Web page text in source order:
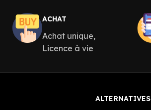
ACHAT
Achat unique,
Licence à vie
ALTERNATIVES